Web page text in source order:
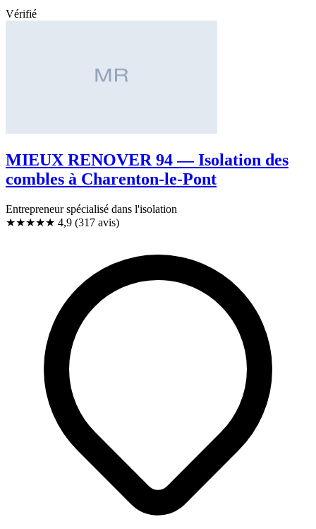
Vérifié
MIEUX RENOVER 94 — Isolation des
combles à Charenton-le-Pont
Entrepreneur spécialisé dans l'isolation
★★★★★ 4,9 (317 avis)